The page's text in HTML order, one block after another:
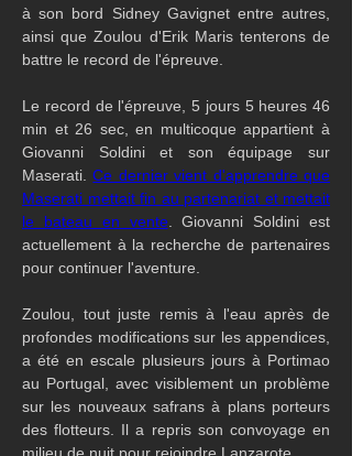
à son bord Sidney Gavignet entre autres,
ainsi que Zoulou d'Erik Maris tenterons de
battre le record de l'épreuve.
Le record de l'épreuve, 5 jours 5 heures 46
min et 26 sec, en multicoque appartient à
Giovanni Soldini et son équipage sur
Maserati. Ce dernier vient d'apprendre que
Maserati mettait fin au partenariat et mettait
le bateau en vente. Giovanni Soldini est
actuellement à la recherche de partenaires
pour continuer l'aventure.
Zoulou, tout juste remis à l'eau après de
profondes modifications sur les appendices,
a été en escale plusieurs jours à Portimao
au Portugal, avec visiblement un problème
sur les nouveaux safrans à plans porteurs
des flotteurs. Il a repris son convoyage en